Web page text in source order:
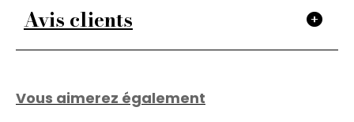
Avis clients
Vous aimerez également